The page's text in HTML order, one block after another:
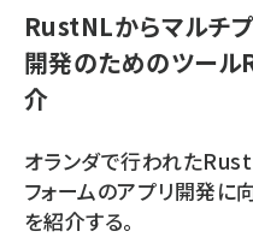
加藤銘のチーム貢献
iot女子会 (2281)
drupal (1956)
genai (1484)
abc123 (1360)
RustNLからマルチ
開発のためのツー
介
オランダで行われた
フォームのアプリ開発に
を紹介する。